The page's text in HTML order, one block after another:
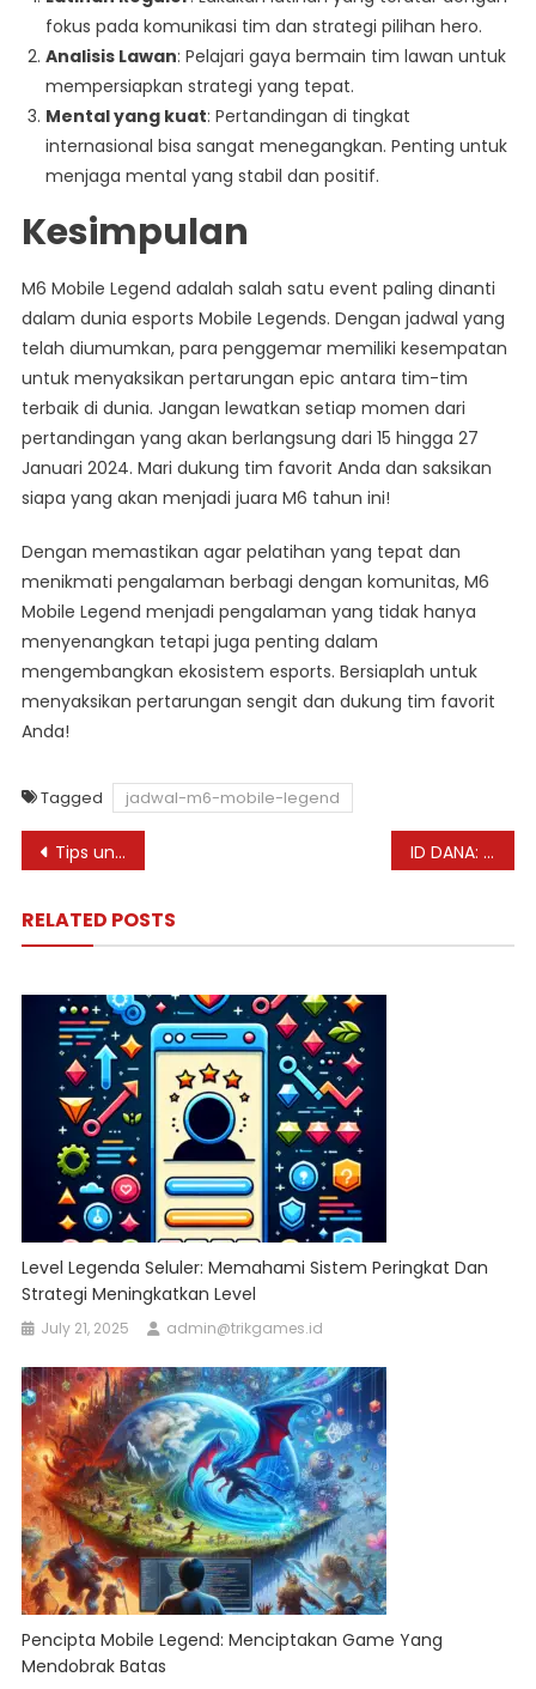
fokus pada komunikasi tim dan strategi pilihan hero.
Analisis Lawan: Pelajari gaya bermain tim lawan untuk
mempersiapkan strategi yang tepat.
Mental yang kuat: Pertandingan di tingkat
internasional bisa sangat menegangkan. Penting untuk
menjaga mental yang stabil dan positif.
Kesimpulan
M6 Mobile Legend adalah salah satu event paling dinanti
dalam dunia esports Mobile Legends. Dengan jadwal yang
telah diumumkan, para penggemar memiliki kesempatan
untuk menyaksikan pertarungan epic antara tim-tim
terbaik di dunia. Jangan lewatkan setiap momen dari
pertandingan yang akan berlangsung dari 15 hingga 27
Januari 2024. Mari dukung tim favorit Anda dan saksikan
siapa yang akan menjadi juara M6 tahun ini!
Dengan memastikan agar pelatihan yang tepat dan
menikmati pengalaman berbagi dengan komunitas, M6
Mobile Legend menjadi pengalaman yang tidak hanya
menyenangkan tetapi juga penting dalam
mengembangkan ekosistem esports. Bersiaplah untuk
menyaksikan pertarungan sengit dan dukung tim favorit
Anda!
Tagged jadwal-m6-mobile-legend
Post
Tips untuk Beli Skin Mobile Legends yang Hemat ID DANA: Membuka transaksi mulus untuk legenda seluler
RELATED POSTS
Level Legenda Seluler: Memahami Sistem Peringkat Dan
Strategi Meningkatkan Level
July 21, 2025 admin@trikgames.id
Pencipta Mobile Legend: Menciptakan Game Yang
Mendobrak Batas